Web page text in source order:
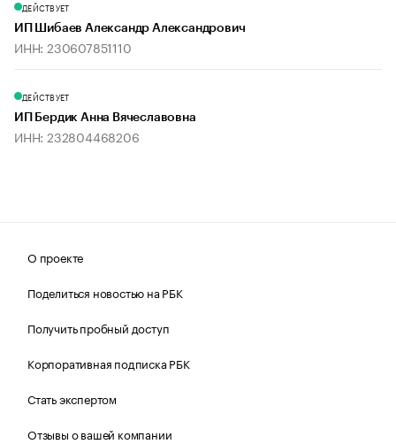
ДЕЙСТВУЕТ
ИП Шибаев Александр Александрович
ИНН: 230607851110
ДЕЙСТВУЕТ
ИП Бердик Анна Вячеславовна
ИНН: 232804468206
О проекте
Поделиться новостью на РБК
Получить пробный доступ
Корпоративная подписка РБК
Стать экспертом
Отзывы о вашей компании